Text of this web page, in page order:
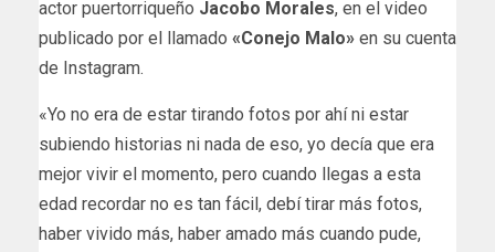
actor puertorriqueño Jacobo Morales, en el video
publicado por el llamado «Conejo Malo» en su cuenta
de Instagram.
«Yo no era de estar tirando fotos por ahí ni estar
subiendo historias ni nada de eso, yo decía que era
mejor vivir el momento, pero cuando llegas a esta
edad recordar no es tan fácil, debí tirar más fotos,
haber vivido más, haber amado más cuando pude,